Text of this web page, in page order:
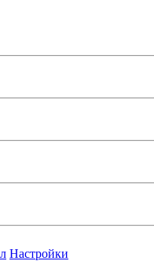
Настройки